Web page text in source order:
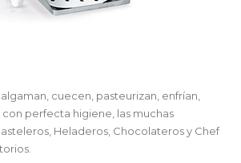
cuecen, pasteurizan, enfrían,
perfecta higiene, las muchas
Heladeros, Chocolateros y Chef